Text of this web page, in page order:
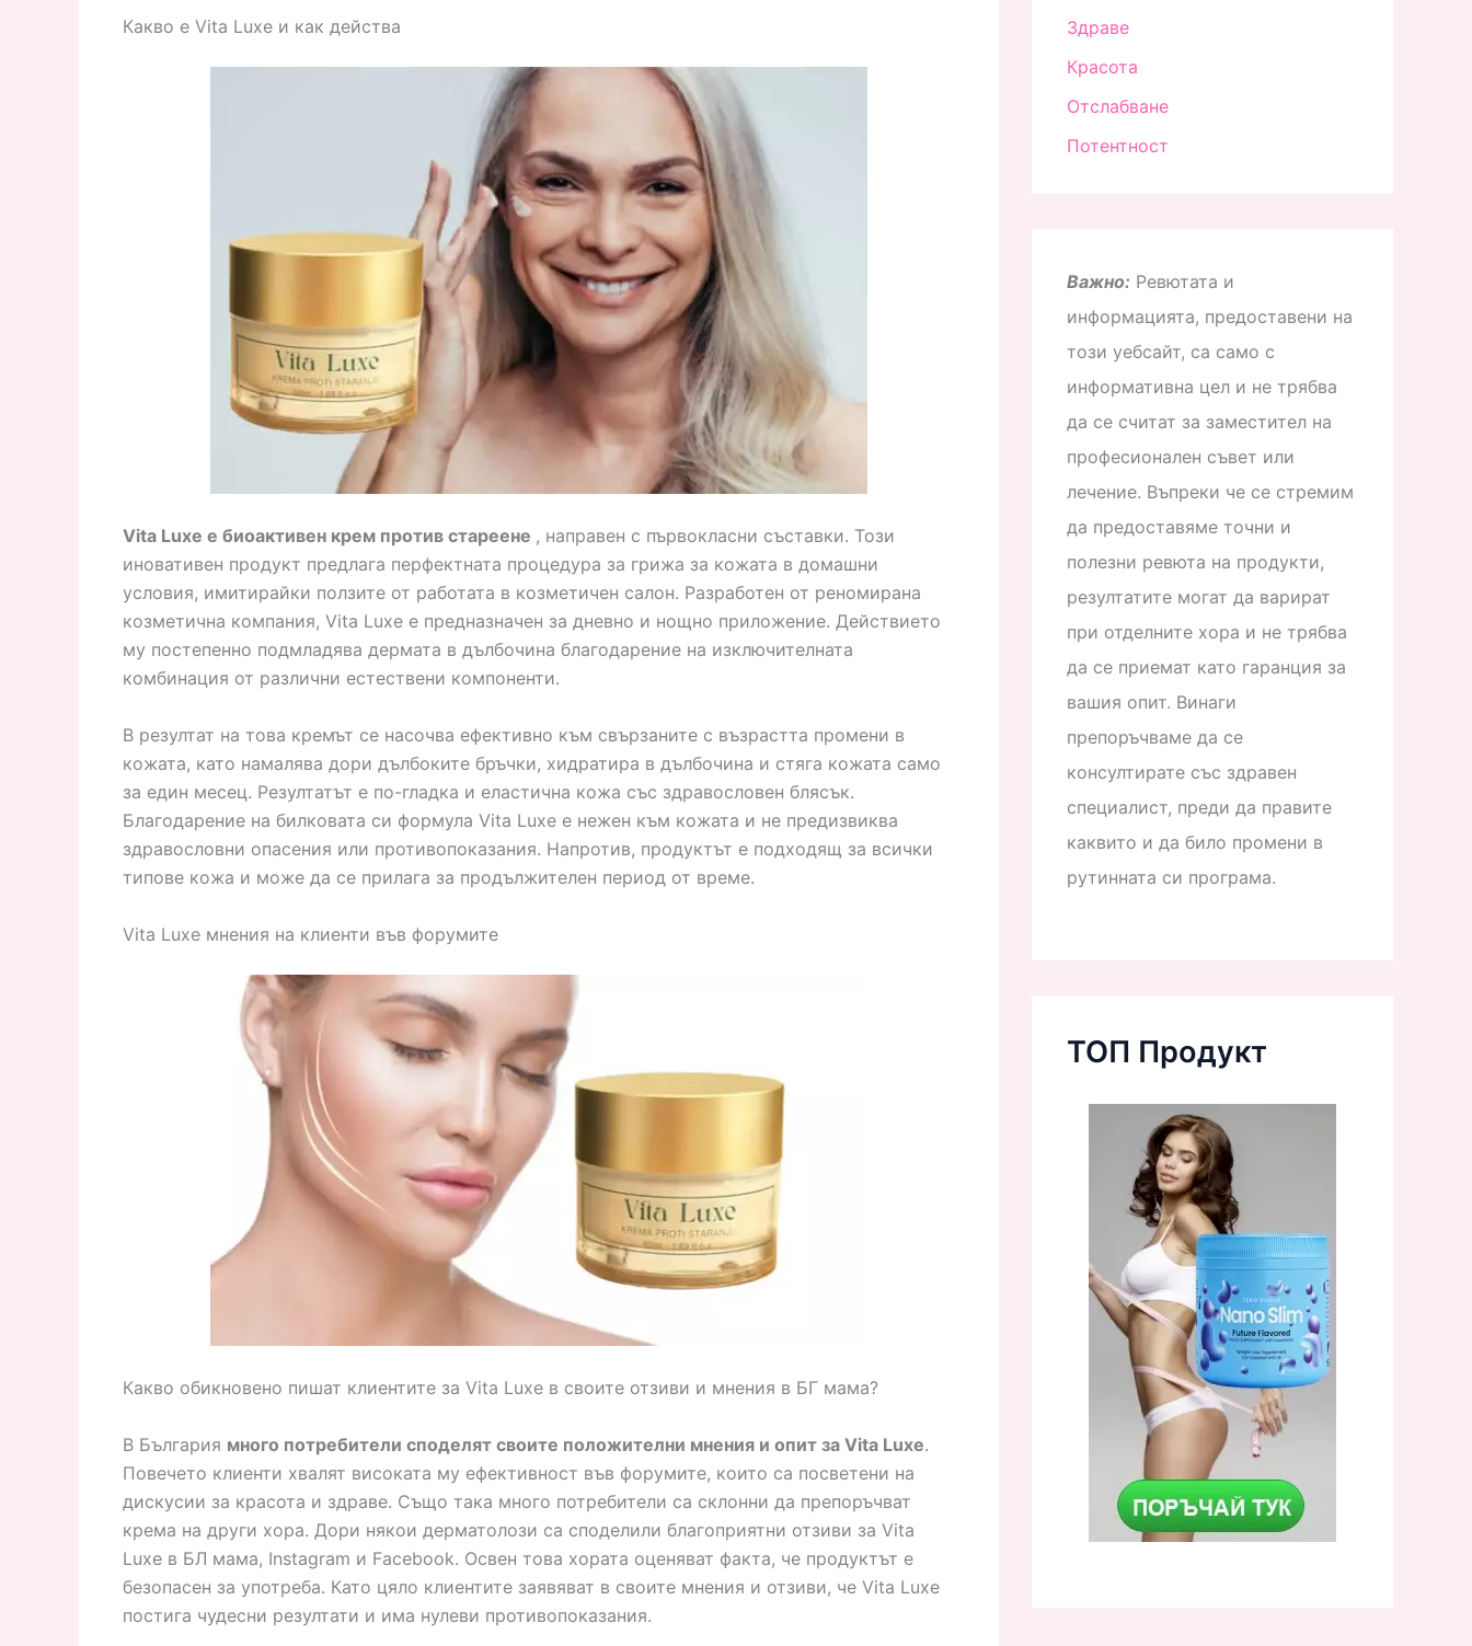
Какво е Vita Luxe и как действа
Vita Luxe е биоактивен крем против стареене , направен с първокласни съставки. Този
иновативен продукт предлага перфектната процедура за грижа за кожата в домашни
условия, имитирайки ползите от работата в козметичен салон. Разработен от реномирана
козметична компания, Vita Luxe е предназначен за дневно и нощно приложение. Действието
му постепенно подмладява дермата в дълбочина благодарение на изключителната
комбинация от различни естествени компоненти.
В резултат на това кремът се насочва ефективно към свързаните с възрастта промени в
кожата, като намалява дори дълбоките бръчки, хидратира в дълбочина и стяга кожата само
за един месец. Резултатът е по-гладка и еластична кожа със здравословен блясък.
Благодарение на билковата си формула Vita Luxe е нежен към кожата и не предизвиква
здравословни опасения или противопоказания. Напротив, продуктът е подходящ за всички
типове кожа и може да се прилага за продължителен период от време.
Vita Luxe мнения на клиенти във форумите
Какво обикновено пишат клиентите за Vita Luxe в своите отзиви и мнения в БГ мама?
В България много потребители споделят своите положителни мнения и опит за Vita Luxe.
Повечето клиенти хвалят високата му ефективност във форумите, които са посветени на
дискусии за красота и здраве. Също така много потребители са склонни да препоръчват
крема на други хора. Дори някои дерматолози са споделили благоприятни отзиви за Vita
Luxe в БЛ мама, Instagram и Facebook. Освен това хората оценяват факта, че продуктът е
безопасен за употреба. Като цяло клиентите заявяват в своите мнения и отзиви, че Vita Luxe
постига чудесни резултати и има нулеви противопоказания.
Здраве
Красота
Отслабване
Потентност
Важно: Ревютата и
информацията, предоставени на
този уебсайт, са само с
информативна цел и не трябва
да се считат за заместител на
професионален съвет или
лечение. Въпреки че се стремим
да предоставяме точни и
полезни ревюта на продукти,
резултатите могат да варират
при отделните хора и не трябва
да се приемат като гаранция за
вашия опит. Винаги
препоръчваме да се
консултирате със здравен
специалист, преди да правите
каквито и да било промени в
рутинната си програма.
ТОП Продукт